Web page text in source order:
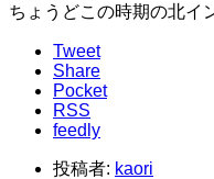
ちょうどこの時期の北イ
Tweet
Share
Pocket
RSS
feedly
投稿者: kaori